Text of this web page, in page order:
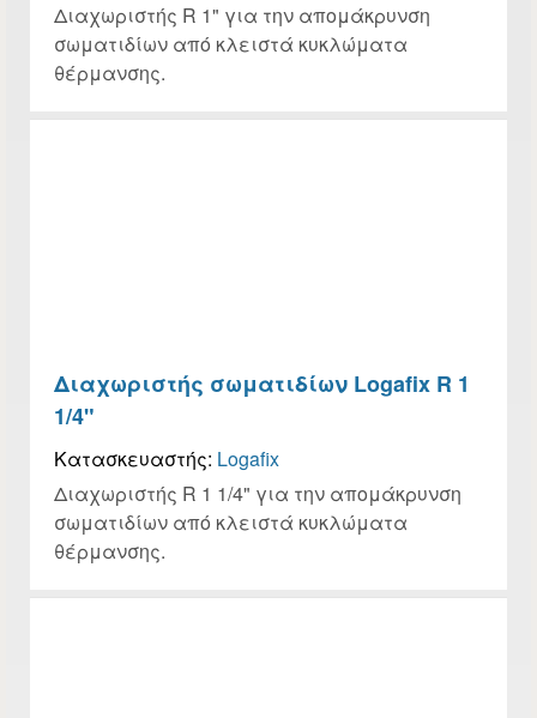
Διαχωριστής R 1" για την απομάκρυνση
σωματιδίων από κλειστά κυκλώματα
θέρμανσης.
Διαχωριστής σωματιδίων Logafix R 1
1/4"
Κατασκευαστής: Logafix
Διαχωριστής R 1 1/4" για την απομάκρυνση
σωματιδίων από κλειστά κυκλώματα
θέρμανσης.